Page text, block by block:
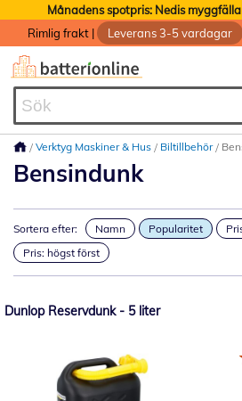
Månadens spotpris: Nedis
Rimlig frakt | Leverans 3-5 vardagar
Verktyg Maskiner & Hus Biltillbehör
Bensindunk
Sortera efter: Namn Popularitet
Pris: högst först
Dunlop Reservdunk - 5 liter